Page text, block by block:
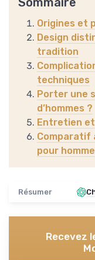
Origines et
Design
tradition
techniques
Porter une
d’hommes ?
Entretien
Comparatif
pour homme
Résumer
Recevez